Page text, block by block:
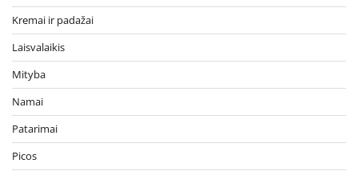
Kremai ir padažai
Laisvalaikis
Mityba
Namai
Patarimai
Picos